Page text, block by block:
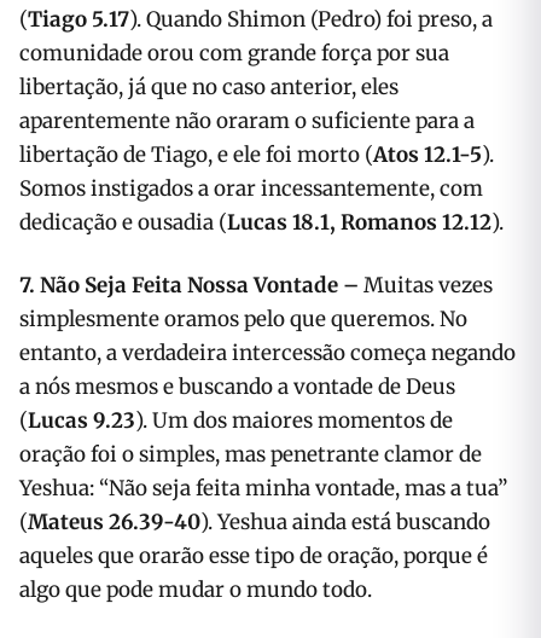
(Tiago 5.17). Quando Shimon (Pedro) foi preso, a
comunidade orou com grande força por sua
libertação, já que no caso anterior, eles
aparentemente não oraram o suficiente para a
libertação de Tiago, e ele foi morto (Atos 12.1-5).
Somos instigados a orar incessantemente, com
dedicação e ousadia (Lucas 18.1, Romanos 12.12).
7. Não Seja Feita Nossa Vontade – Muitas vezes
simplesmente oramos pelo que queremos. No
entanto, a verdadeira intercessão começa negando
a nós mesmos e buscando a vontade de Deus
(Lucas 9.23). Um dos maiores momentos de
oração foi o simples, mas penetrante clamor de
Yeshua: “Não seja feita minha vontade, mas a tua”
(Mateus 26.39-40). Yeshua ainda está buscando
aqueles que orarão esse tipo de oração, porque é
algo que pode mudar o mundo todo.